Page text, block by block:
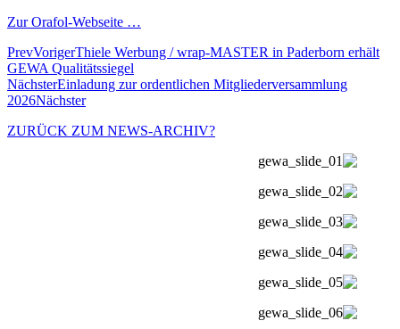
Zur Orafol-Webseite …
PrevVorigerThiele Werbung / wrap-MASTER in Paderborn erhält
GEWA Qualitätssiegel
NächsterEinladung zur ordentlichen Mitgliederversammlung
2026Nächster
ZURÜCK ZUM NEWS-ARCHIV?